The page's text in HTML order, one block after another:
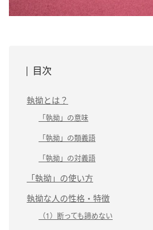
目次
執拗とは？
「執拗」の意味
「執拗」の類義語
「執拗」の対義語
「執拗」の使い方
執拗な人の性格・特徴
（1）断っても諦めない